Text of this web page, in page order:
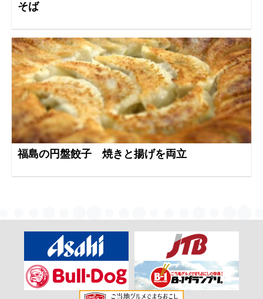
そば
福島の円盤餃子 焼きと揚げを両立